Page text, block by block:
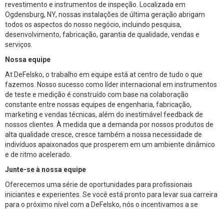
revestimento e instrumentos de inspeção. Localizada em
Ogdensburg, NY, nossas instalações de última geração abrigam
todos os aspectos do nosso negócio, incluindo pesquisa,
desenvolvimento, fabricação, garantia de qualidade, vendas e
serviços.
Nossa equipe
At DeFelsko, o trabalho em equipe está at centro de tudo o que
fazemos. Nosso sucesso como líder internacional em instrumentos
de teste e medição é construído com base na colaboração
constante entre nossas equipes de engenharia, fabricação,
marketing e vendas técnicas, além do inestimável feedback de
nossos clientes. À medida que a demanda por nossos produtos de
alta qualidade cresce, cresce também a nossa necessidade de
indivíduos apaixonados que prosperem em um ambiente dinâmico
e de ritmo acelerado.
Junte-se à nossa equipe
Oferecemos uma série de oportunidades para profissionais
iniciantes e experientes. Se você está pronto para levar sua carreira
para o próximo nível com a DeFelsko, nós o incentivamos a se